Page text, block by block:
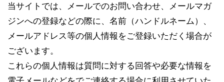
当サイトでは、メールでのお問い合わせ、メールマガ
ジンへの登録などの際に、名前（ハンドルネーム）、
メールアドレス等の個人情報をご登録いただく場合が
ございます。
これらの個人情報は質問に対する回答や必要な情報を